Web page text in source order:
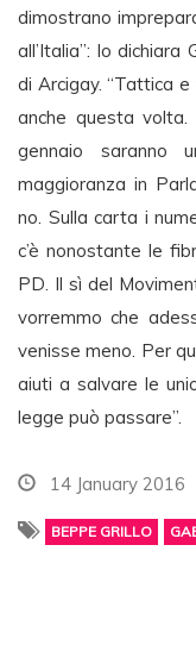
dimostrano
all’Italia”: lo
di Arcigay. “Tattica
anche questa
gennaio saranno
maggioranza in
no. Sulla carta i
c’è nonostante le
PD. Il sì del
vorremmo che
venisse meno. Per
aiuti a salvare le
legge può passare”.
14 January 2016
BEPPE GRILLO